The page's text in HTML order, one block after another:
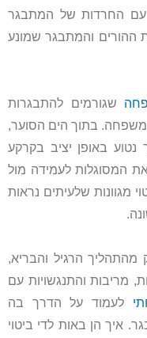
החרדות של המתבגר
ההורים והמתבגר שמונע
שגורמים להתבגרות
בתוך הים הסוער,
באופן יציב בקרקע
המסוגלות לעמידה מול
מגוונות שלעיתים נראות
מהתהליך הרגיל והבריא,
מריבות והתנגשויות עם
לעמוד על הדרך בה
איך הן באות לדי ביטוי